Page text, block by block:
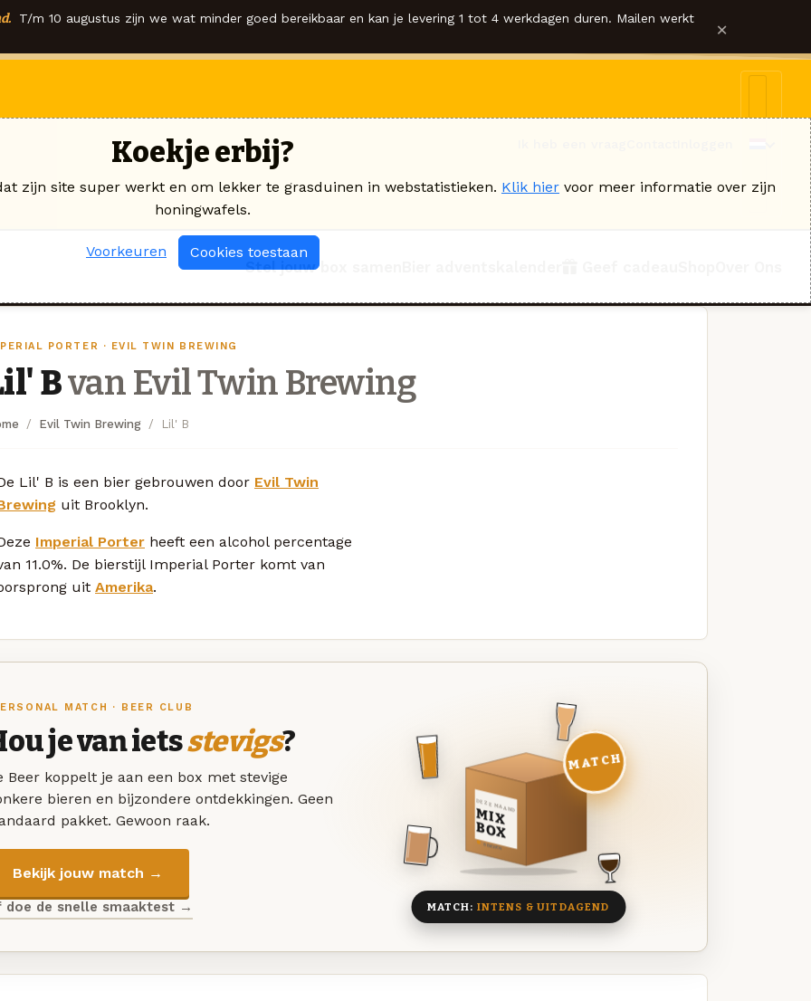
T/m 10 augustus zijn we wat minder goed bereikbaar en kan je levering 1 tot 4 werkdagen duren. Mailen werkt ×
Stel jouw box samen
PORTER · EVIL TWIN BREWING
Bvan Evil Twin Brewing
Evil Twin Brewing Lil' B
Lil' B is een bier gebrouwen door Evil Twin
uit Brooklyn.
Imperial Porter heeft een alcohol percentage
11.0%. De bierstijl Imperial Porter komt van
uit Amerika.
MATCH · BEER CLUB
je van ietsstevigs?
Beer koppelt je aan een box met stevige
bieren en bijzondere ontdekkingen. Geen
pakket. Gewoon raak.
Bekijk jouw match →
doe de snelle smaaktest →
DEZE MAAND
MIX
BOX
8 BIEREN
MATCH
MATCH: INTENS & UITDAGEND
Koekje erbij?
zijn site super werkt en om lekker te grasduinen in webstatistieken. Klik hier voor meer informatie over zijn
honingwafels.
Voorkeuren Cookies toestaan